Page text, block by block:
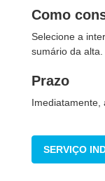
Como
Selecione a
sumário da alta.
Prazo
Imediatamente,
SERVIÇO